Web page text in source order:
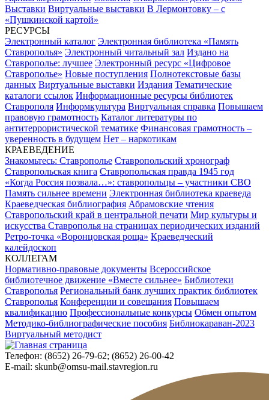
Выставки Виртуальные выставки В Лермонтовку – с
«Пушкинской картой»
РЕСУРСЫ
Электронный каталог Электронная библиотека «Память
Ставрополья» Электронный читальный зал Издано на
Ставрополье: лучшее Электронный ресурс «Цифровое
Ставрополье» Новые поступления Полнотекстовые базы
данных Виртуальные выставки Издания Тематические
каталоги ссылок Информационные ресурсы библиотек
Ставрополя Информкультура Виртуальная справка Повышаем
правовую грамотность Каталог литературы по
антитеррористической тематике Финансовая грамотность –
уверенность в будущем Нет – наркотикам
КРАЕВЕДЕНИЕ
Знакомьтесь: Ставрополье Ставропольский хронограф
Ставропольская книга Ставропольская правда 1945 год
«Когда Россия позвала…»: ставропольцы – участники СВО
Память сильнее времени Электронная библиотека краеведа
Краеведческая библиография Абрамовские чтения
Ставропольский край в центральной печати Мир культуры и
искусства Ставрополья на страницах периодических изданий
Ретро-точка «Воронцовская роща» Краеведческий
калейдоскоп
КОЛЛЕГАМ
Нормативно-правовые документы Всероссийское
библиотечное движение «Вместе сильнее» Библиотеки
Ставрополья Региональный банк лучших практик библиотек
Ставрополья Конференции и совещания Повышаем
квалификацию Профессиональные конкурсы Обмен опытом
Методико-библиографические пособия Библиокараван-2023
Виртуальный методист
Телефон: (8652) 26-79-62; (8652) 26-00-42
E-mail: skunb@omsu-mail.stavregion.ru